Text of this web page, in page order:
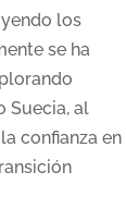
los
se ha
Suecia, al
confianza en